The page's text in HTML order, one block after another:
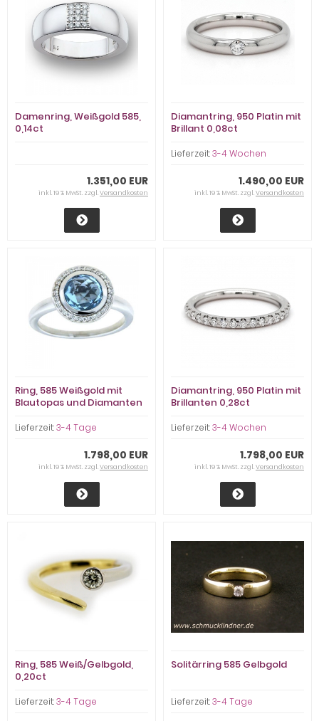
Damenring, Weißgold 585,
0,14ct
1.351,00 EUR
inkl. 19 % MwSt. zzgl.Versandkosten
Diamantring, 950 Platin mit
Brillant 0,08ct
Lieferzeit:3-4 Wochen
1.490,00 EUR
inkl. 19 % MwSt. zzgl.Versandkosten
Ring, 585 Weißgold mit
Blautopas und Diamanten
Lieferzeit:3-4 Tage
1.798,00 EUR
inkl. 19 % MwSt. zzgl.Versandkosten
Diamantring, 950 Platin mit
Brillanten 0,28ct
Lieferzeit:3-4 Wochen
1.798,00 EUR
inkl. 19 % MwSt. zzgl.Versandkosten
Ring, 585 Weiß/Gelbgold,
0,20ct
Lieferzeit:3-4 Tage
Solitärring 585 Gelbgold
Lieferzeit:3-4 Tage